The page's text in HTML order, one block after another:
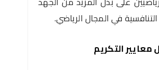
في المجال الرياضي.
التكريم